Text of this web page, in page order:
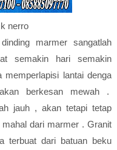
nerro
marmer sangatlah
semakin hari semakin
lantai denga
berkesan mewah .
jauh , akan tetapi tetap
dari marmer . Granit
terbuat dari batuan beku